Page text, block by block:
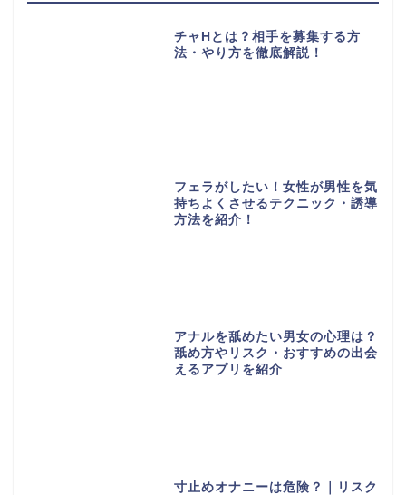
チャHとは？相手を募集する方
法・やり方を徹底解説！
フェラがしたい！女性が男性を気
持ちよくさせるテクニック・誘導
方法を紹介！
アナルを舐めたい男女の心理は？
舐め方やリスク・おすすめの出会
えるアプリを紹介
寸止めオナニーは危険？｜リスク